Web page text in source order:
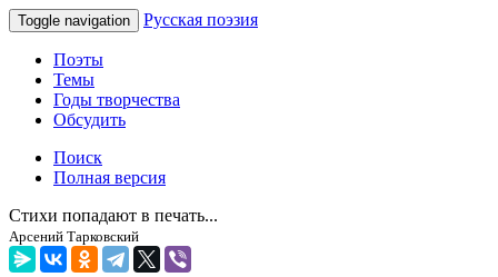
Toggle navigation Русская поэзия
Поэты
Темы
Годы творчества
Обсудить
Поиск
Полная версия
Стихи попадают в печать...
Арсений Тарковский